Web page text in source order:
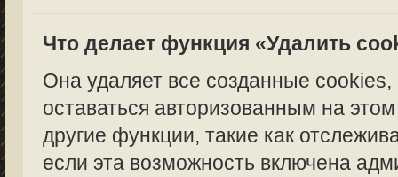
Что делает функция «Удалить
Она удаляет все созданные
оставаться авторизованным на
другие функции, такие как
если эта возможность включена